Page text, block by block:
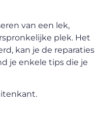
van een lek,
plek. Het
kan je de reparaties
je enkele tips die je